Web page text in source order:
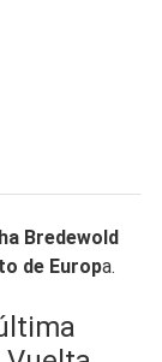
Bredewold
de Europa.